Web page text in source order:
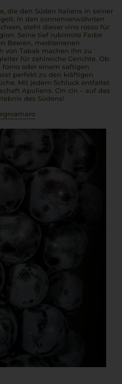
die den Süden Italiens in seiner
In den sonnenverwöhnten
steht dieser vino rosso für
Seine tief rubinrote Farbe
Beeren, mediterranen
von Tabak machen ihn zu
für zahlreiche Gerichte. Ob
forno oder einem saftigen
perfekt zu den kräftigen
Mit jedem Schluck entfaltet
Apuliens. Cin cin – auf das
des Südens!